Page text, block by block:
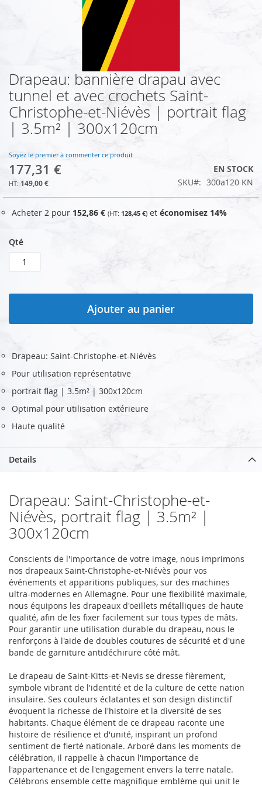
Skip
to
the
beginning
of
gallery
Drapeau: bannière drapau avec
tunnel et avec crochets Saint-
Christophe-et-Niévès | portrait flag
| 3.5m² | 300x120cm
Soyez le premier à commenter ce produit
177,31 €
149,00 €
EN STOCK
SKU
300a120 KN
Acheter 2 pour 152,86 € 128,45 € et économisez 14%
Qté
Ajouter au panier
Drapeau: Saint-Christophe-et-Niévès
Pour utilisation représentative
portrait flag | 3.5m² | 300x120cm
Optimal pour utilisation extérieure
Haute qualité
Details
Drapeau: Saint-Christophe-et-
Niévès, portrait flag | 3.5m² |
300x120cm
Conscients de l'importance de votre image, nous imprimons
nos drapeaux Saint-Christophe-et-Niévès pour vos
événements et apparitions publiques, sur des machines
ultra-modernes en Allemagne. Pour une flexibilité maximale,
nous équipons les drapeaux d'oeillets métalliques de haute
qualité, afin de les fixer facilement sur tous types de mâts.
Pour garantir une utilisation durable du drapeau, nous le
renforçons à l'aide de doubles coutures de sécurité et d'une
bande de garniture antidéchirure côté mât.
Le drapeau de Saint-Kitts-et-Nevis se dresse fièrement,
symbole vibrant de l'identité et de la culture de cette nation
insulaire. Ses couleurs éclatantes et son design distinctif
évoquent la richesse de l'histoire et la diversité de ses
habitants. Chaque élément de ce drapeau raconte une
histoire de résilience et d'unité, inspirant un profond
sentiment de fierté nationale. Arboré dans les moments de
célébration, il rappelle à chacun l'importance de
l'appartenance et de l'engagement envers la terre natale.
Célébrons ensemble cette magnifique emblème qui unit le